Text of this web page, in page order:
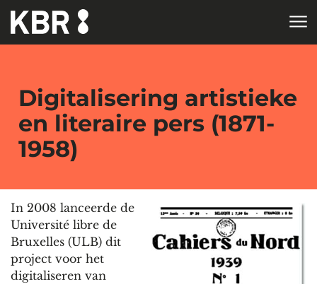
Skip to main content
Digitalisering artistieke
en literaire pers (1871-
1958)
In 2008 lanceerde de
Université libre de
Bruxelles (ULB) dit
project voor het
digitaliseren van